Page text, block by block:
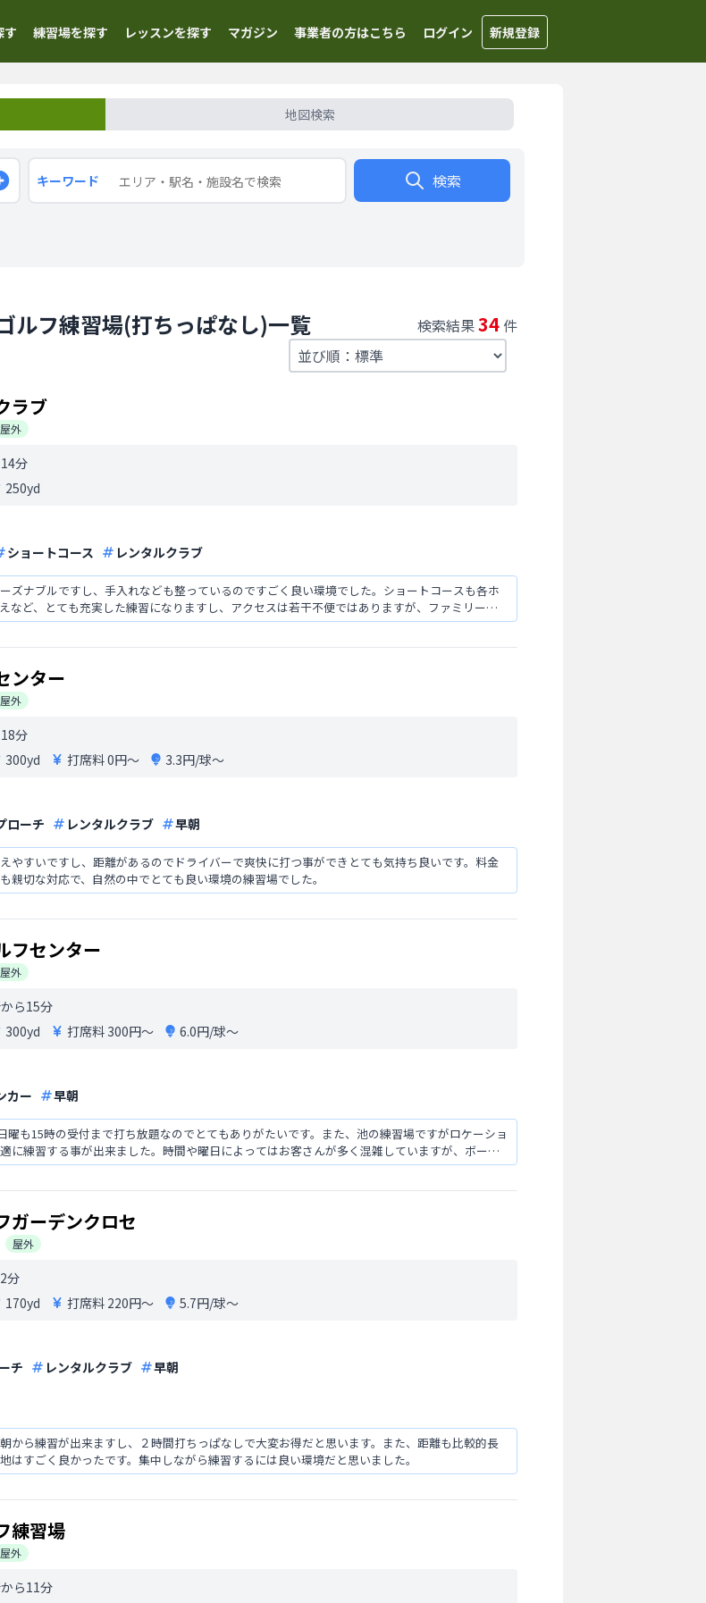
す 練習場を探す レッスンを探す マガジン 事業者の方はこちら ログイン 新規登録
地図検索
キーワード 検索
ルフ練習場(打ちっぱなし)一覧 検索結果34 件
ラブ
屋外
分
250yd
ショートコース レンタルクラブ
ズナブルですし、手入れなども整っているのですごく良い環境でした。ショートコースも各ホ
など、とても充実した練習になりますし、アクセスは若干不便ではありますが、ファミリーで
ンター
屋外
分
300yd 打席料0円〜 3.3円/球〜
ローチ レンタルクラブ 早朝
やすいですし、距離があるのでドライバーで爽快に打つ事ができとても気持ち良いです。料金
切な対応で、自然の中でとても良い環境の練習場でした。
フセンター
屋外
ら15分
300yd 打席料 300円〜 6.0円/球〜
カー 早朝
も15時の受付まで打ち放題なのでとてもありがたいです。また、池の練習場ですがロケーショ
に練習する事が出来ました。時間や曜日によってはお客さんが多く混雑していますが、ボール
ガーデンクロセ
屋外
分
170yd 打席料 220円〜 5.7円/球〜
チ レンタルクラブ
早朝
から練習が出来ますし、２時間打ちっぱなしで大変お得だと思います。また、距離も比較的長
はすごく良かったです。集中しながら練習するには良い環境だと思いました。
練習場
屋外
ら11分